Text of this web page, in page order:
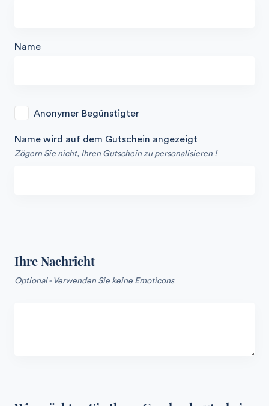
Name
Anonymer Begünstigter
Name wird auf dem Gutschein angezeigt
Zögern Sie nicht, Ihren Gutschein zu personalisieren !
Ihre Nachricht
Optional - Verwenden Sie keine Emoticons